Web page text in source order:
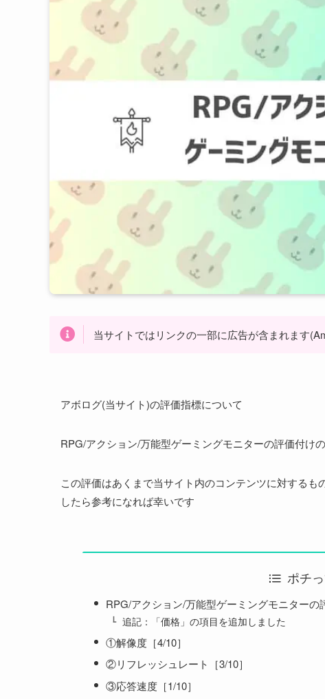
当サイトではリンクの一部に広告が含まれます
アボログ(当サイト)の評価指標について
RPG/アクション/万能型ゲーミングモニターの評価付け
この評価はあくまで当サイト内のコンテンツに対する
したら参考になれば幸いです
ポチ
RPG/アクション/万能型ゲーミングモニターの
追記：「価格」の項目を追加しました
①解像度［4/10］
②リフレッシュレート［3/10］
③応答速度［1/10］